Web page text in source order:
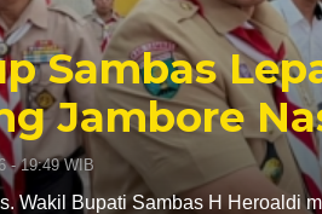
Sambas
Jambore
- 19:49 WIB
Wakil Bupati Sambas H Heroaldi